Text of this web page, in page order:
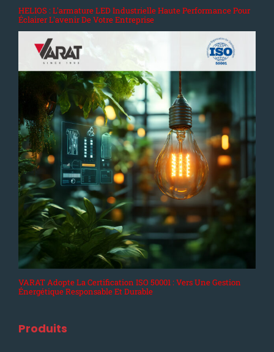
HELIOS : L'armature LED Industrielle Haute Performance Pour
Éclairer L'avenir De Votre Entreprise
VARAT Adopte La Certification ISO 50001 : Vers Une Gestion
Énergétique Responsable Et Durable
Produits